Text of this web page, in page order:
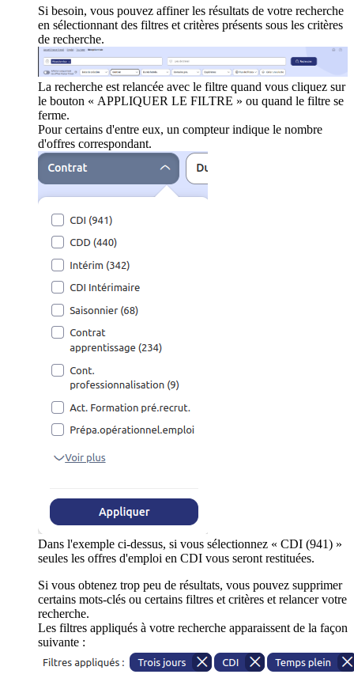
Si besoin, vous pouvez affiner les résultats de votre recherche
en sélectionnant des filtres et critères présents sous les critères
de recherche.
La recherche est relancée avec le filtre quand vous cliquez sur
le bouton « APPLIQUER LE FILTRE » ou quand le filtre se
ferme.
Pour certains d'entre eux, un compteur indique le nombre
d'offres correspondant.
Dans l'exemple ci-dessus, si vous sélectionnez « CDI (941) »
seules les offres d'emploi en CDI vous seront restituées.
Si vous obtenez trop peu de résultats, vous pouvez supprimer
certains mots-clés ou certains filtres et critères et relancer votre
recherche.
Les filtres appliqués à votre recherche apparaissent de la façon
suivante :